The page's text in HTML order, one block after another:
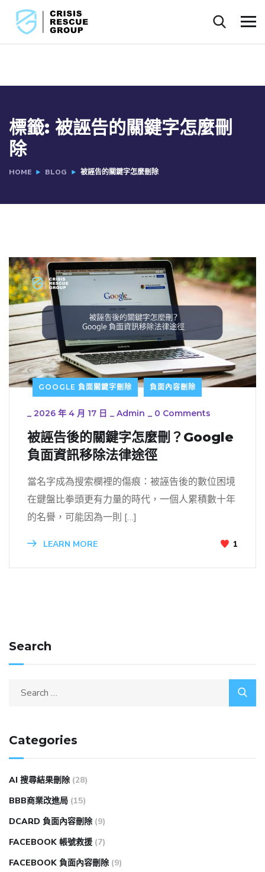
標籤: 被誣告的關鍵字怎麼刪
除
HOME BLOG 被誣告的關鍵字怎麼刪除
GOOGLE 負面關鍵字刪除 負面內容刪除
_ 2026 年 4 月 17 日 _ Admin _ 0 Comments
被誣告後的關鍵字怎麼刪？Google
負面資訊移除法律途徑
當名字成為搜索欄裡的傷痕：被誣告後的數位困境
在鍵盤比拳頭更有力量的時代，一個人累積數十年
的名譽，可能因為一則 […]
LEARN MORE 1
Search
Categories
AI 搜尋結果刪除 (28)
BBB商業改進局 (15)
DCARD 負面內容刪除 (9)
FACEBOOK 帳號救援 (7)
FACEBOOK 負面內容刪除 (9)